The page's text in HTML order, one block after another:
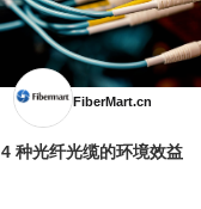
FiberMart.cn
4 种光纤光缆的环境效益